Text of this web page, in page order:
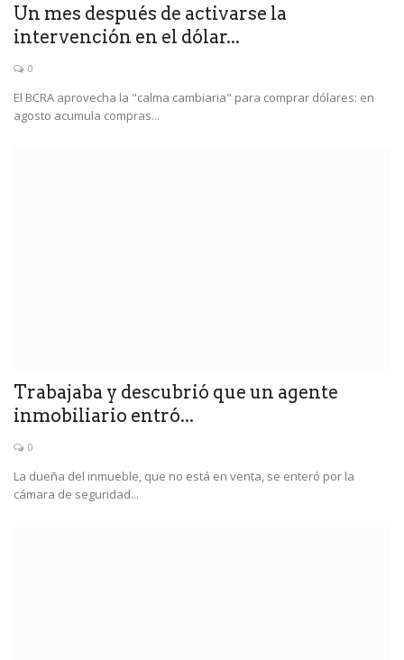
Un mes después de activarse la
intervención en el dólar...
0
El BCRA aprovecha la "calma cambiaria" para comprar dólares: en
agosto acumula compras...
Trabajaba y descubrió que un agente
inmobiliario entró...
0
La dueña del inmueble, que no está en venta, se enteró por la
cámara de seguridad...